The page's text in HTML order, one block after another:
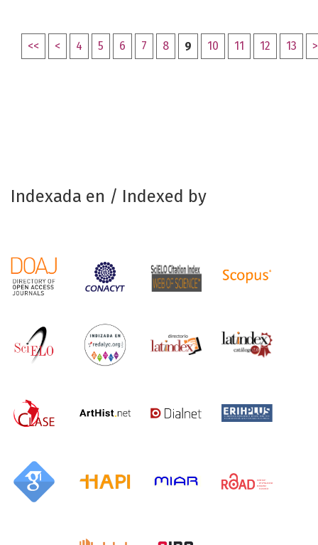
<< < 4 5 6 7 8 9 10 11 12 13 >
Indexada en / Indexed by